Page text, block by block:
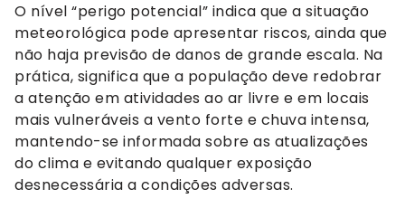
O nível “perigo potencial” indica que a situação
meteorológica pode apresentar riscos, ainda que
não haja previsão de danos de grande escala. Na
prática, significa que a população deve redobrar
a atenção em atividades ao ar livre e em locais
mais vulneráveis a vento forte e chuva intensa,
mantendo-se informada sobre as atualizações
do clima e evitando qualquer exposição
desnecessária a condições adversas.